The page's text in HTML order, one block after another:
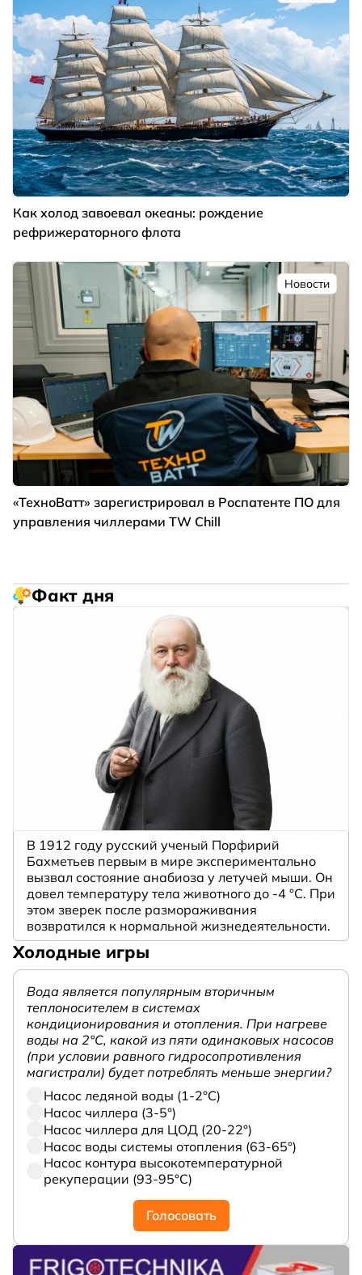
Как холод завоевал океаны: рождение
рефрижераторного флота
Новости
«ТехноВатт» зарегистрировал в Роспатенте ПО для
управления чиллерами TW Chill
Факт дня
В 1912 году русский ученый Порфирий
Бахметьев первым в мире экспериментально
вызвал состояние анабиоза у летучей мыши. Он
довел температуру тела животного до -4 °C. При
этом зверек после размораживания
возвратился к нормальной жизнедеятельности.
Холодные игры
Вода является популярным вторичным
теплоносителем в системах
кондиционирования и отопления. При нагреве
воды на 2°С, какой из пяти одинаковых насосов
(при условии равного гидросопротивления
магистрали) будет потреблять меньше энергии?
Насос ледяной воды (1-2°С)
Насос чиллера (3-5°)
Насос чиллера для ЦОД (20-22°)
Насос воды системы отопления (63-65°)
Насос контура высокотемпературной
рекуперации (93-95°С)
Голосовать